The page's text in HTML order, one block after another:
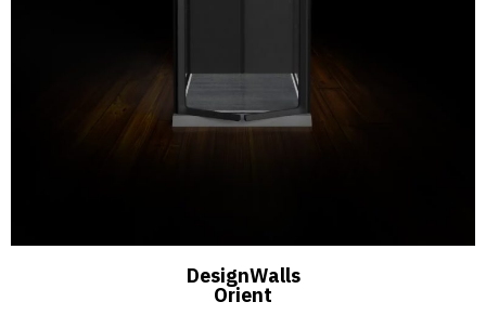
DesignWalls
Orient